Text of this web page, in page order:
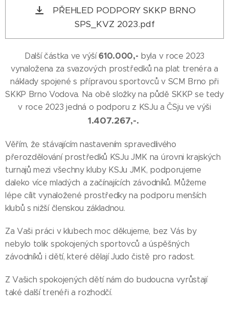
PŘEHLED PODPORY SKKP BRNO
SPS_KVZ 2023.pdf
Další částka ve výší610.000,- byla v roce 2023
vynaložena za svazových prostředků na plat trenéra a
náklady spojené s přípravou sportovců v SCM Brno při
SKKP Brno Vodova. Na obě složky na půdě SKKP se tedy
v roce 2023 jedná o podporu z KSJu a ČSju ve výši
1.407.267,-.
Věřím, že stávajícím nastavením spravedlivého
přerozdělování prostředků KSJu JMK na úrovni krajských
turnajů mezi všechny kluby KSJu JMK, podporujeme
daleko více mladých a začínajících závodníků. Můžeme
lépe cílit vynaložené prostředky na podporu menších
klubů s nižší členskou základnou.
Za Vaši práci v klubech moc děkujeme, bez Vás by
nebylo tolik spokojených sportovců a úspěšných
závodníků i dětí, které dělají Judo čistě pro radost.
Z Vašich spokojených dětí nám do budoucna vyrůstají
také další trenéři a rozhodčí.